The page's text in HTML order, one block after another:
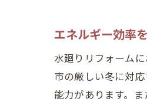
エネルギー効率
水廻りリフォーム
市の厳しい冬に対
能力があります。